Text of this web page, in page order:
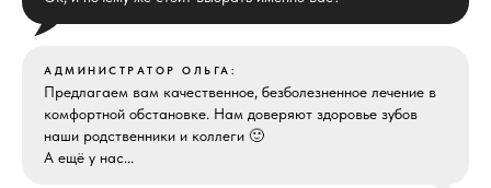
АДМИНИСТРАТОР ОЛЬГА:
Предлагаем вам качественное, безболезненное лечение в
комфортной обстановке. Нам доверяют здоровье зубов
наши родственники и коллеги 🙂
А ещё у нас...